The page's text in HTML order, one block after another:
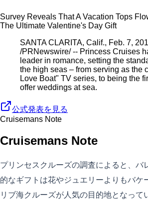
Survey Reveals That A Vacation Tops
The Ultimate Valentine's Day Gift
SANTA CLARITA, Calif., Feb. 7,
/PRNewswire/ -- Princess Cruises
leader in romance, setting the
the high seas – from serving as the
Love Boat" TV series, to being the
offer weddings at sea.
公式発表を見る
Cruisemans Note
Cruisemans Note
プリンセスクルーズの調査によると、バ
的なギフトは花やジュエリーよりもバケ
リブ海クルーズが人気の目的地となって